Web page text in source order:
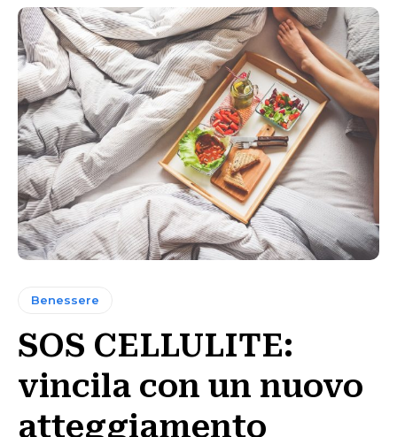
Benessere
SOS CELLULITE:
vincila con un nuovo
atteggiamento